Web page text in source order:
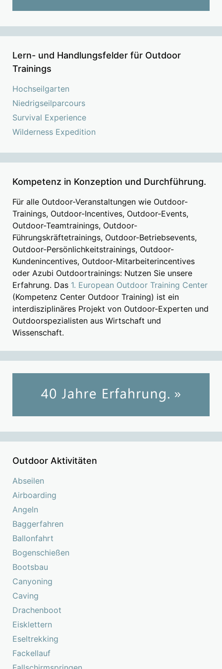
Lern- und Handlungsfelder für Outdoor
Trainings
Hochseilgarten
Niedrigseilparcours
Survival Experience
Wilderness Expedition
Kompetenz in Konzeption und Durchführung.
Für alle Outdoor-Veranstaltungen wie Outdoor-
Trainings, Outdoor-Incentives, Outdoor-Events,
Outdoor-Teamtrainings, Outdoor-
Führungskräftetrainings, Outdoor-Betriebsevents,
Outdoor-Persönlichkeitstrainings, Outdoor-
Kundenincentives, Outdoor-Mitarbeiterincentives
oder Azubi Outdoortrainings: Nutzen Sie unsere
Erfahrung. Das 1. European Outdoor Training Center
(Kompetenz Center Outdoor Training) ist ein
interdisziplinäres Projekt von Outdoor-Experten und
Outdoorspezialisten aus Wirtschaft und
Wissenschaft.
Outdoor Aktivitäten
Abseilen
Airboarding
Angeln
Baggerfahren
Ballonfahrt
Bogenschießen
Bootsbau
Canyoning
Caving
Drachenboot
Eisklettern
Eseltrekking
Fackellauf